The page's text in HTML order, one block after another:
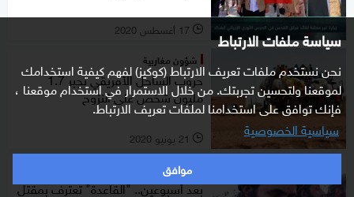
سياسة ملفات الارتباط
نحن نستخدم ملفات تعريف الارتباط (كوكيز) لفهم كيفية استخدامك
لموقعنا ولتحسين تجربتك. من خلال الاستمرار في استخدام موقعنا ،
فإنك توافق على استخدامنا لملفات تعريف الارتباط.
سياسية الخصوصية
موافق
l 17 أغسطس 2020
شؤون مغاربية
حروب الساحل الأفريقي تجبر 1.7
مليون شخص على النزوح
l 21 يونيو 2020
نافذة مغاربية
بعد أسبوعين.. "القاعدة" تعترف بمقتل